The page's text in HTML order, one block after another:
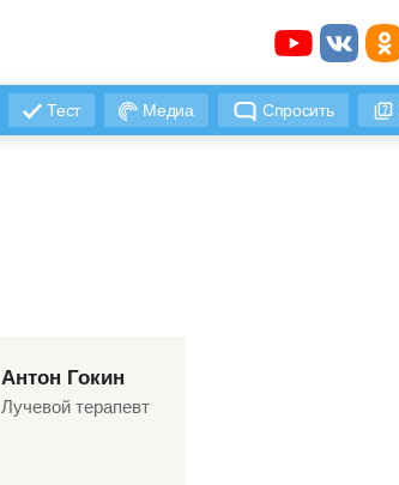
Тест Медиа Спросить
Антон Гокин
Лучевой терапевт